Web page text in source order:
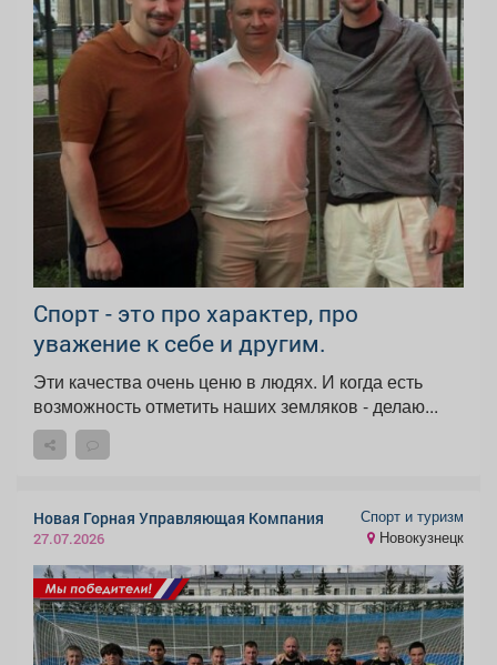
Спорт - это про характер, про
уважение к себе и другим.
Эти качества очень ценю в людях. И когда есть
возможность отметить наших земляков - делаю...
Новая Горная Управляющая Компания
27.07.2026
Спорт и туризм
Новокузнецк